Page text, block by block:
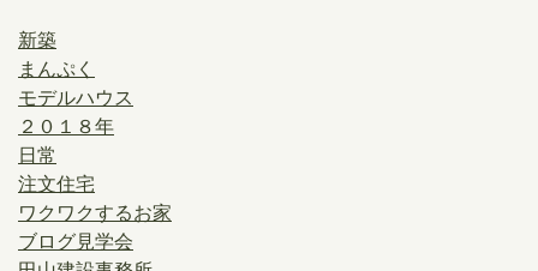
新築
まんぷく
モデルハウス
２０１８年
日常
注文住宅
ワクワクするお家
ブログ見学会